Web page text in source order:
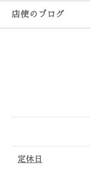
店使のブログ
定休日